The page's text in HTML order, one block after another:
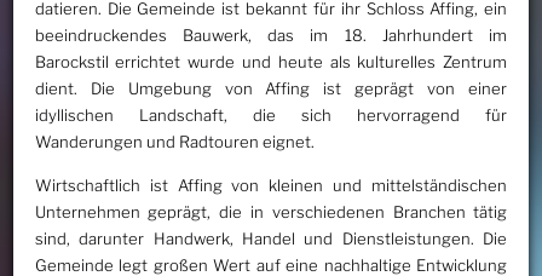
datieren. Die Gemeinde ist bekannt für ihr Schloss Affing, ein
beeindruckendes Bauwerk, das im 18. Jahrhundert im
Barockstil errichtet wurde und heute als kulturelles Zentrum
dient. Die Umgebung von Affing ist geprägt von einer
idyllischen Landschaft, die sich hervorragend für
Wanderungen und Radtouren eignet.
Wirtschaftlich ist Affing von kleinen und mittelständischen
Unternehmen geprägt, die in verschiedenen Branchen tätig
sind, darunter Handwerk, Handel und Dienstleistungen. Die
Gemeinde legt großen Wert auf eine nachhaltige Entwicklung